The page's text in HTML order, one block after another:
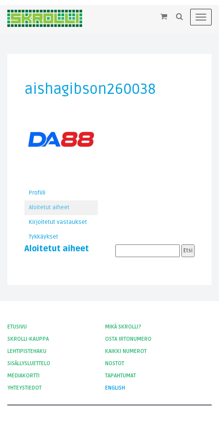
×
aishagibson260038
Profiili
Aloitetut aiheet
Kirjoitetut vastaukset
Tykkäykset
Aloitetut aiheet
ETUSIVU
MIKÄ SKROLLI?
SKROLLI-KAUPPA
OSTA IRTONUMERO
LEHTIPISTEHAKU
KAIKKI NUMEROT
SISÄLLYSLUETTELO
NOSTOT
MEDIAKORTTI
TAPAHTUMAT
YHTEYSTIEDOT
ENGLISH